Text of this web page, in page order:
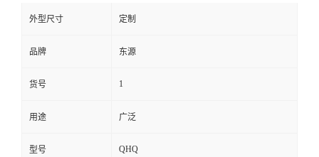
外型尺寸 定制
品牌 东源
货号 1
用途 广泛
型号 QHQ